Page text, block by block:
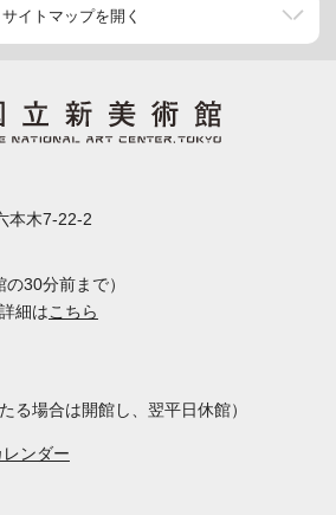
サイトマップを開く
本木7-22-2
30分前まで）
細はこちら
る場合は開館し、翌平日休館）
レンダー